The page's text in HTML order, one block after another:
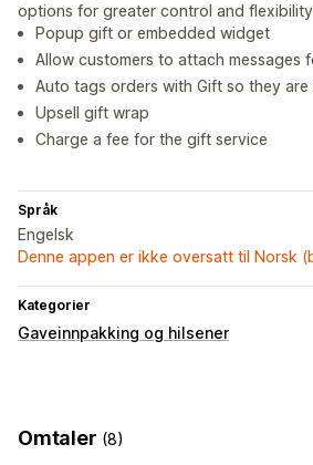
options for greater control and flexibility
Popup gift or embedded widget
Allow customers to attach messages
Auto tags orders with Gift so they are
Upsell gift wrap
Charge a fee for the gift service
Språk
Engelsk
Denne appen er ikke oversatt til Norsk
Kategorier
Gaveinnpakking og hilsener
Omtaler (8)